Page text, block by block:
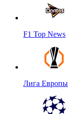
F1 Top News
Лига Европы